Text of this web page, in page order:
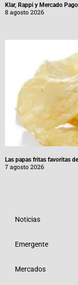
Klar, Rappi y Mercado
8 agosto 2026
Las papas fritas favoritas
7 agosto 2026
Noticias
Emergente
Mercados